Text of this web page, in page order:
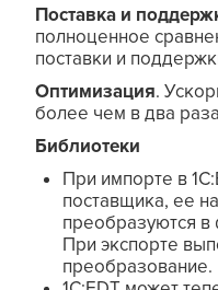
Поставка и
полноценное
поставки и
Оптимизация.
более чем в два
Библиотеки
При импорте в
поставщика, ее
преобразуются в
При экспорте
преобразование.